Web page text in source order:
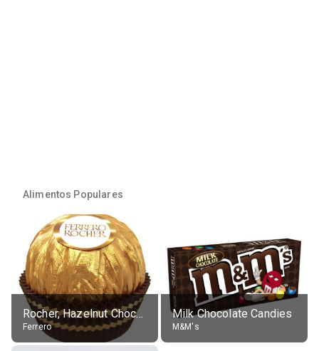
Alimentos Populares
Rocher, Hazelnut Chocolate Ball
Ferrero
Milk Chocolate Candies
M&M's